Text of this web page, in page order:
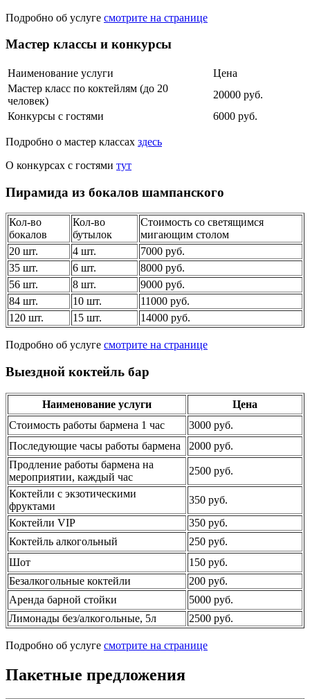
Подробно об услуге смотрите на странице
Мастер классы и конкурсы
Наименование услуги
Цена
Мастер класс по коктейлям (до 20
человек)
20000 руб.
Конкурсы с гостями
6000 руб.
Подробно о мастер классах здесь
О конкурсах с гостями тут
Пирамида из бокалов шампанского
Кол-во
бокалов
Кол-во
бутылок
Стоимость со светящимся
мигающим столом
20 шт.
4 шт.
7000 руб.
35 шт.
6 шт.
8000 руб.
56 шт.
8 шт.
9000 руб.
84 шт.
10 шт.
11000 руб.
120 шт.
15 шт. 14000 руб.
Подробно об услуге смотрите на странице
Выездной коктейль бар
Наименование услуги
Цена
Стоимость работы бармена 1 час
3000 руб.
Последующие часы работы бармена
2000 руб.
Продление работы бармена на
мероприятии, каждый час
2500 руб.
Коктейли с экзотическими
фруктами
350 руб.
Коктейли VIP
350 руб.
Коктейль алкогольный
250 руб.
Шот
150 руб.
Безалкогольные коктейли
200 руб.
Аренда барной стойки
5000 руб.
Лимонады без/алкогольные, 5л
2500 руб.
Подробно об услуге смотрите на странице
Пакетные предложения